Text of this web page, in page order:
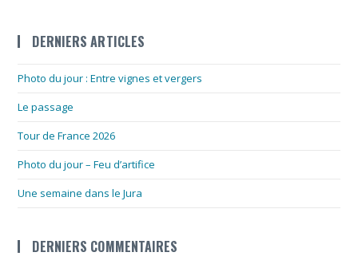
DERNIERS ARTICLES
Photo du jour : Entre vignes et vergers
Le passage
Tour de France 2026
Photo du jour – Feu d’artifice
Une semaine dans le Jura
DERNIERS COMMENTAIRES